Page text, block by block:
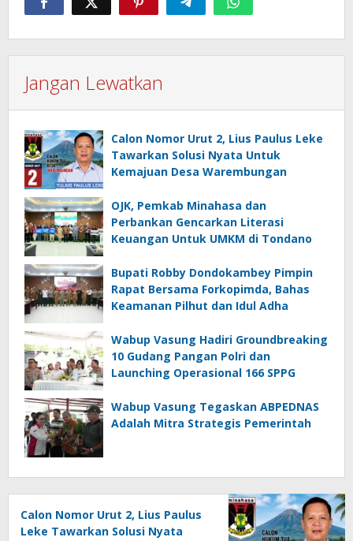
Jangan Lewatkan
Calon Nomor Urut 2, Lius Paulus Leke
Tawarkan Solusi Nyata Untuk
Kemajuan Desa Warembungan
OJK, Pemkab Minahasa dan
Perbankan Gencarkan Literasi
Keuangan Untuk UMKM di Tondano
Bupati Robby Dondokambey Pimpin
Rapat Bersama Forkopimda, Bahas
Keamanan Pilhut dan Idul Adha
Wabup Vasung Hadiri Groundbreaking
10 Gudang Pangan Polri dan
Launching Operasional 166 SPPG
Wabup Vasung Tegaskan ABPEDNAS
Adalah Mitra Strategis Pemerintah
Calon Nomor Urut 2, Lius Paulus
Leke Tawarkan Solusi Nyata